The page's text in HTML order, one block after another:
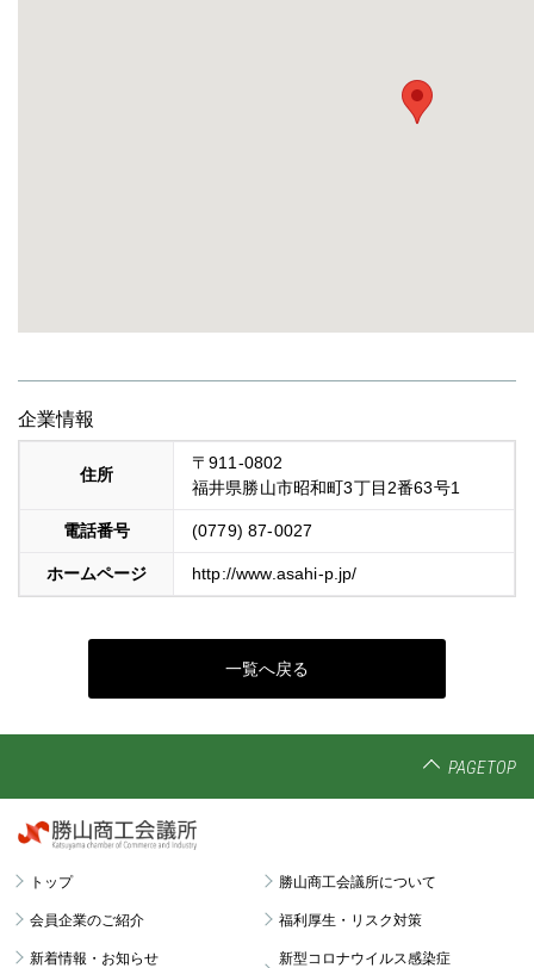
企業情報
住所
〒911-0802
福井県勝山市昭和町3丁目2番63号1
電話番号 (0779) 87-0027
ホームページ http://www.asahi-p.jp/
一覧へ戻る
PAGETOP
トップ 勝山商工会議所について
会員企業のご紹介 福利厚生・リスク対策
新着情報・お知らせ
新型コロナウイルス感染症